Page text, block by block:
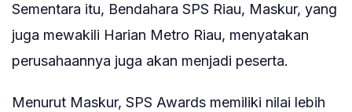
Sementara itu, Bendahara SPS Riau, Maskur, yang
juga mewakili Harian Metro Riau, menyatakan
perusahaannya juga akan menjadi peserta.
Menurut Maskur, SPS Awards memiliki nilai lebih